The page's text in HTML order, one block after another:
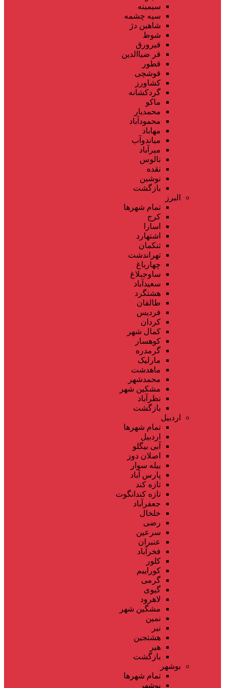
سیمینه
سیه چشمه
شاهین دژ
شوط
فیرورق
قر ضیاالدین
قطور
قوشچی
کشاورز
گردکشانه
ماکو
محمدیار
محمودآباد
مهاباد
میاندوآب
میرآباد
نالوس
نقده
نوشین
بازگشت
البرز
تمام شهر‌ها
کرج
اسارا
اشتهارد
تنکمان
تهراندشت
چهارباغ
ساوجبلاغ
سعیدآباد
هشتگرد
طالقان
فردیس
کردان
کمال شهر
کوهسار
گرمدره
مارلیک
ماهدشت
محمدشهر
مشکین شهر
نظرآباد
بازگشت
اردبیل
تمام شهر‌ها
اردبیل
آبی بیگلو
اصلان دوز
بیله سوار
پارس آباد
تازه کند
تازه کندانگوت
جعفرآباد
خلخال
رضی
سرعین
عنبران
فخرآباد
کلور
کوراییم
گرمی
گیوی
لاهرود
مشگین شهر
نمین
نیر
هشتجین
هیر
بازگشت
بوشهر
تمام شهر‌ها
بوشهر